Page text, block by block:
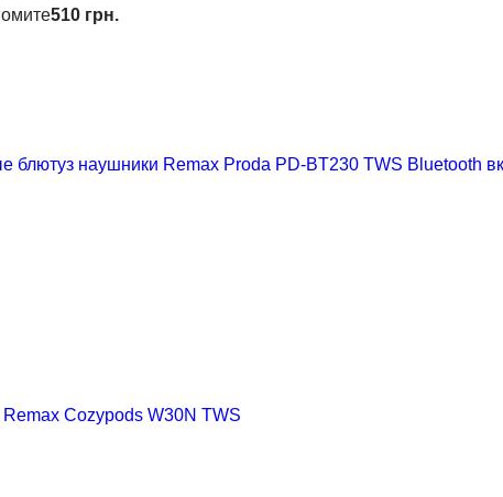
510 грн.
блютуз наушники Remax Proda PD-BT230 TWS Bluetooth
Cozypods W30N TWS